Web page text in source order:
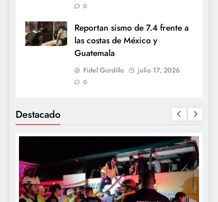
0
Reportan sismo de 7.4 frente a
las costas de México y
Guatemala
Fidel Gordillo julio 17, 2026
0
Destacado